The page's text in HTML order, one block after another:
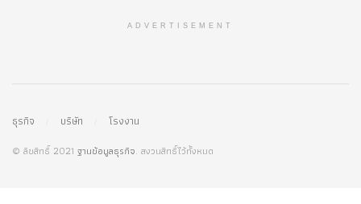
ADVERTISEMENT
ธุรกิจ บริษัท โรงงาน
© ลิขสิทธิ์ 2021 ฐานข้อมูลธุรกิจ. สงวนสิทธิ์ไว้ทั้งหมด